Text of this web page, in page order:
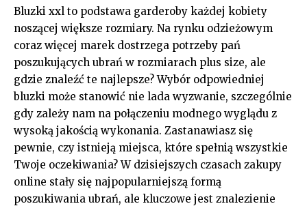
Bluzki xxl to podstawa garderoby każdej kobiety
noszącej większe rozmiary. Na rynku odzieżowym
coraz więcej marek dostrzega potrzeby pań
poszukujących ubrań w rozmiarach plus size, ale
gdzie znaleźć te najlepsze? Wybór odpowiedniej
bluzki może stanowić nie lada wyzwanie, szczególnie
gdy zależy nam na połączeniu modnego wyglądu z
wysoką jakością wykonania. Zastanawiasz się
pewnie, czy istnieją miejsca, które spełnią wszystkie
Twoje oczekiwania? W dzisiejszych czasach zakupy
online stały się najpopularniejszą formą
poszukiwania ubrań, ale kluczowe jest znalezienie